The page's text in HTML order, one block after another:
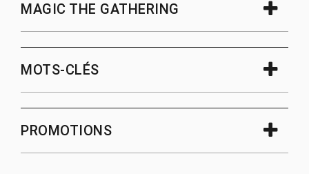
MAGIC THE GATHERING
MOTS-CLÉS
PROMOTIONS